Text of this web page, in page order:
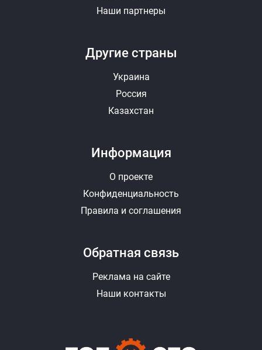
Другие страны
Украина
Россия
Казахстан
Наши партнеры
Информация
О проекте
Конфиденциальность
Правила и соглашения
Обратная связь
Реклама на сайте
Наши контакты